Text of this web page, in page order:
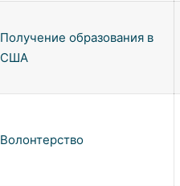
Получение образования в
США
Волонтерство